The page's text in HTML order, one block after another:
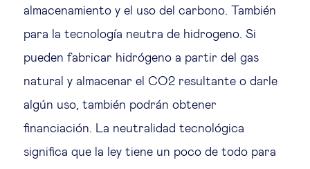
almacenamiento y el uso del carbono. También
para la tecnología neutra de hidrogeno. Si
pueden fabricar hidrógeno a partir del gas
natural y almacenar el CO2 resultante o darle
algún uso, también podrán obtener
financiación. La neutralidad tecnológica
significa que la ley tiene un poco de todo para